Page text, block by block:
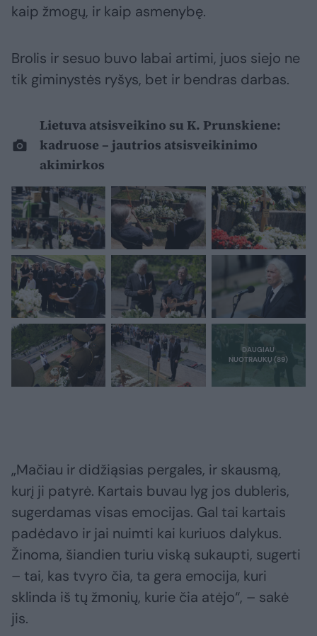
kaip žmogų, ir kaip asmenybę.
Brolis ir sesuo buvo labai artimi, juos siejo ne
tik giminystės ryšys, bet ir bendras darbas.
Lietuva atsisveikino su K. Prunskiene:
kadruose – jautrios atsisveikinimo
akimirkos
„Mačiau ir didžiąsias pergales, ir skausmą,
kurį ji patyrė. Kartais buvau lyg jos dubleris,
sugerdamas visas emocijas. Gal tai kartais
padėdavo ir jai nuimti kai kuriuos dalykus.
Žinoma, šiandien turiu viską sukaupti, sugerti
– tai, kas tvyro čia, ta gera emocija, kuri
sklinda iš tų žmonių, kurie čia atėjo“, – sakė
jis.